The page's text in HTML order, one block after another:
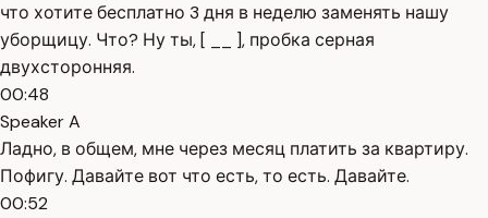
что хотите бесплатно 3 дня в неделю заменять нашу
уборщицу. Что? Ну ты, [ __ ], пробка серная
двухсторонняя.
00:48
Speaker A
Ладно, в общем, мне через месяц платить за квартиру.
Пофигу. Давайте вот что есть, то есть. Давайте.
00:52